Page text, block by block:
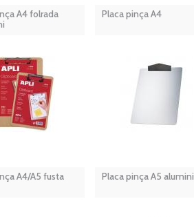
A4 folrada
Placa pinça A4
A4/A5 fusta Placa pinça A5 alumini